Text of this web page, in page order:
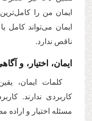
ایمان من را
ایمان می‌تواند کامل
ناقص ندارد.
ایمان، اختیار، و
کلمات ایمان،
کاربردی ندارند.
مسئله اختیار و اراده